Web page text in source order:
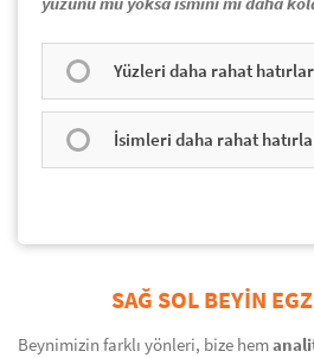
Yüzleri daha rahat
İsimleri daha rahat
SAĞ SOL BEYIN
Beynimizin farklı yönleri, bize hem